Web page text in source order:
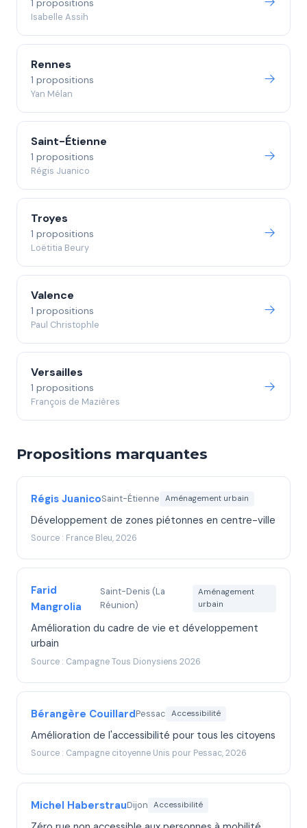
1 propositions
Isabelle Assih
Rennes
1 propositions
Yan Mélan
Saint-Étienne
1 propositions
Régis Juanico
Troyes
1 propositions
Loëtitia Beury
Valence
1 propositions
Paul Christophle
Versailles
1 propositions
François de Mazières
Propositions marquantes
Régis JuanicoSaint-Étienne Aménagement urbain
Développement de zones piétonnes en centre-ville
Source : France Bleu, 2026
Farid
Mangrolia
Saint-Denis (La
Réunion)
Aménagement
urbain
Amélioration du cadre de vie et développement
urbain
Source : Campagne Tous Dionysiens 2026
Bérangère CouillardPessac Accessibilité
Amélioration de l'accessibilité pour tous les citoyens
Source : Campagne citoyenne Unis pour Pessac, 2026
Michel HaberstrauDijon Accessibilité